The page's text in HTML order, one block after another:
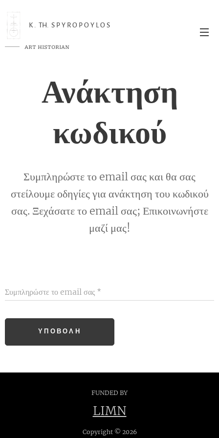
K . TH. S P Y R O P O Y L O S
ART HISTORIAN
Ανάκτηση
κωδικού
Συμπληρώστε το email σας και θα σας
στείλουμε οδηγίες για ανάκτηση του κωδικού
σας. Ξεχάσατε το email σας; Επικοινωνήστε
μαζί μας!
Συμπληρώστε το email σας
ΥΠΟΒΟΛΉ
FUNDED BY
LIMN
Copyright © 2026